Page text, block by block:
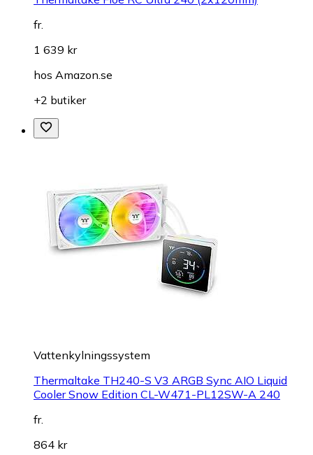
fr.
1 639 kr
hos Amazon.se
+2 butiker
Vattenkylningssystem
Thermaltake TH240-S V3 ARGB Sync AIO Liquid
Cooler Snow Edition CL-W471-PL12SW-A 240
fr.
864 kr